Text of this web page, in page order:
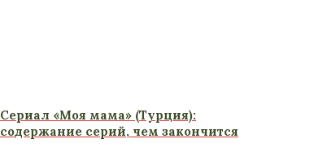
Сериал «Моя мама» (Турция):
содержание серий, чем закончится